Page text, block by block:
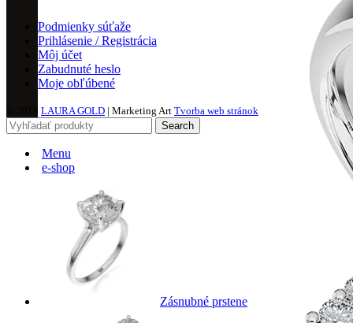
Podmienky súťaže
Prihlásenie / Registrácia
Môj účet
Zabudnuté heslo
Moje obľúbené
LAURA GOLD | Marketing Art Tvorba web stránok
Search
Menu
e-shop
Zásnubné prstene